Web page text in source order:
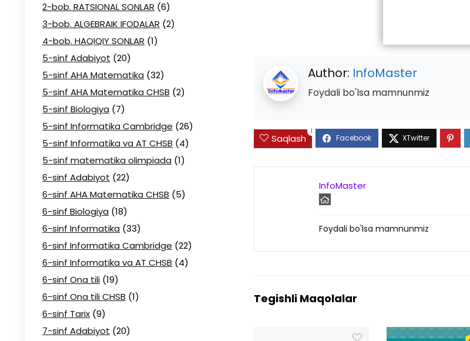
Author: InfoMaster
Foydali bo'lsa mamnunmiz
Saqlash
1
InfoMaster
Foydali bo'lsa mamnunmiz
Tegishli Maqolalar
2-bob. RATSIONAL SONLAR (6)
3-bob. ALGEBRAIK IFODALAR (2)
4-bob. HAQIQIY SONLAR (1)
5-sinf Adabiyot (20)
5-sinf AHA Matematika (32)
5-sinf AHA Matematika CHSB (2)
5-sinf Biologiya (7)
5-sinf Informatika Cambridge (26)
5-sinf Informatika va AT CHSB (4)
5-sinf matematika olimpiada (1)
6-sinf Adabiyot (22)
6-sinf AHA Matematika CHSB (5)
6-sinf Biologiya (18)
6-sinf Informatika (33)
6-sinf Informatika Cambridge (22)
6-sinf Informatika va AT CHSB (4)
6-sinf Ona tili (19)
6-sinf Ona tili CHSB (1)
6-sinf Tarix (9)
7-sinf Adabiyot (20)